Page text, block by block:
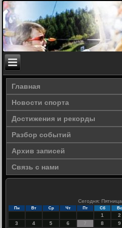
Главная
Новости спорта
Достижения и рекорды
Разбор событий
Архив записей
Связь с нами
Сегодня:
Пн Вт Ср Чт Пт Сб Вс
1
2
3
4 5 6 7 8
9